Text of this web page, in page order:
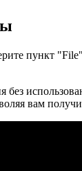
пункт
без
вам